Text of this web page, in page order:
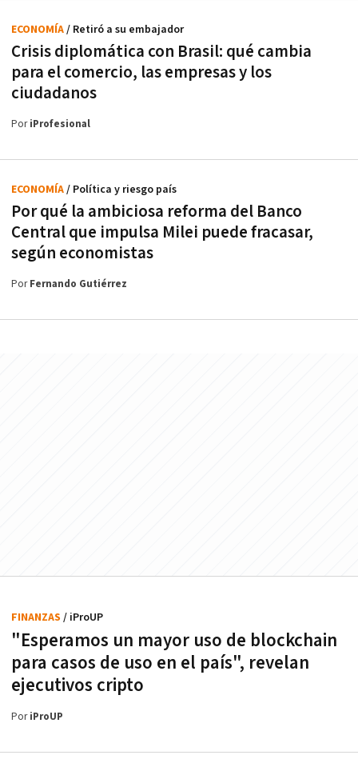
Crisis diplomática con Brasil: qué cambia
para el comercio, las empresas y los
ciudadanos
ECONOMÍA/ Retiró a su embajador
PoriProfesional
Por qué la ambiciosa reforma del Banco
Central que impulsa Milei puede fracasar,
según economistas
ECONOMÍA/ Política y riesgo país
PorFernando Gutiérrez
"Esperamos un mayor uso de blockchain
para casos de uso en el país", revelan
ejecutivos cripto
FINANZAS / iProUP
PoriProUP